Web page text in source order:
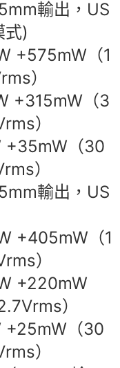
輸出，US
式)
（1
）
（3
）
（30
）
輸出，US
（1
）
）
（30
）